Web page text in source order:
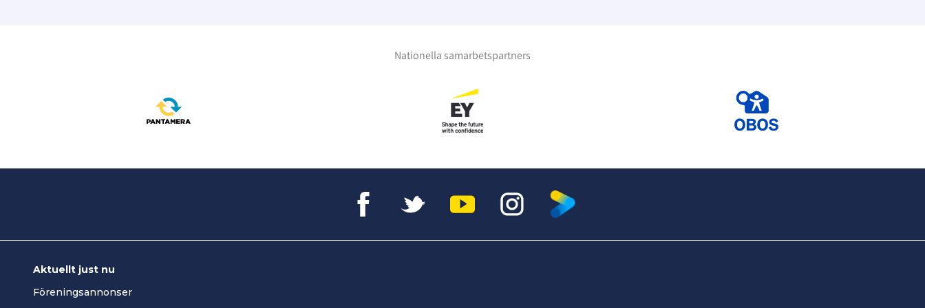
Nationella samarbetspartners
Aktuellt just nu
Föreningsannonser